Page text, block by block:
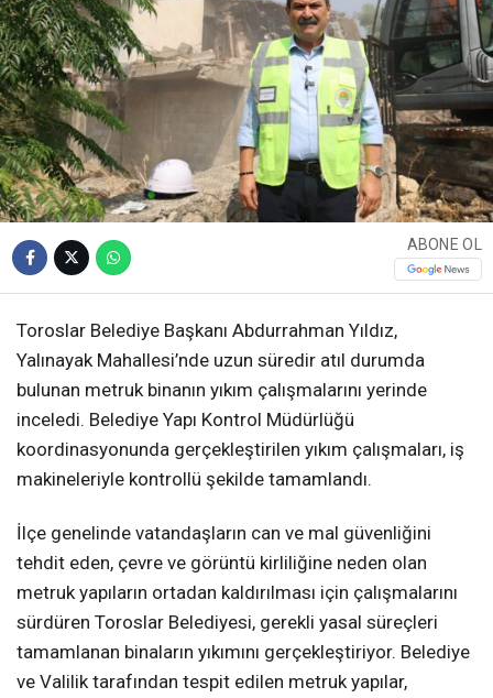
ABONE OL
Toroslar Belediye Başkanı Abdurrahman Yıldız,
Yalınayak Mahallesi’nde uzun süredir atıl durumda
bulunan metruk binanın yıkım çalışmalarını yerinde
inceledi. Belediye Yapı Kontrol Müdürlüğü
koordinasyonunda gerçekleştirilen yıkım çalışmaları, iş
makineleriyle kontrollü şekilde tamamlandı.
İlçe genelinde vatandaşların can ve mal güvenliğini
tehdit eden, çevre ve görüntü kirliliğine neden olan
metruk yapıların ortadan kaldırılması için çalışmalarını
sürdüren Toroslar Belediyesi, gerekli yasal süreçleri
tamamlanan binaların yıkımını gerçekleştiriyor. Belediye
ve Valilik tarafından tespit edilen metruk yapılar,